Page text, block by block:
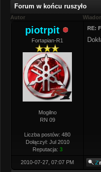
Forum w końcu ruszyło
Autor
piotrpit
Fortapian-R1
Mogilno
RN 09
Liczba postów: 480
Dołączył: Jul 2010
Reputacja: 3
RE:
2010-07-27, 07:07 PM